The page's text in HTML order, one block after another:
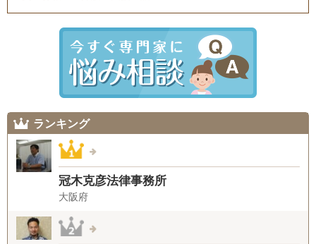
ランキング
冠木克彦法律事務所
大阪府